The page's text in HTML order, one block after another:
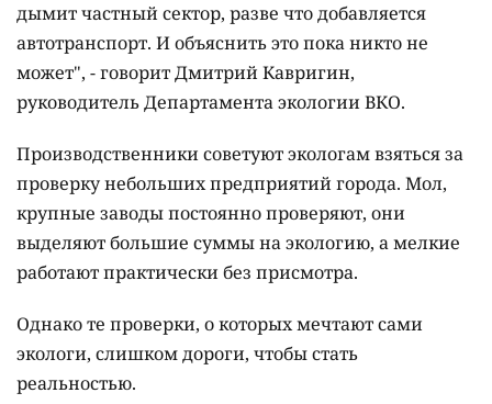
дымит частный сектор, разве что добавляется
автотранспорт. И объяснить это пока никто не
может", - говорит Дмитрий Кавригин,
руководитель Департамента экологии ВКО.
Производственники советуют экологам взяться за
проверку небольших предприятий города. Мол,
крупные заводы постоянно проверяют, они
выделяют большие суммы на экологию, а мелкие
работают практически без присмотра.
Однако те проверки, о которых мечтают сами
экологи, слишком дороги, чтобы стать
реальностью.